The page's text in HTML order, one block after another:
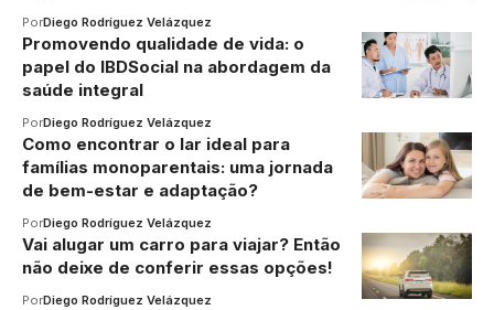
PorDiego Rodríguez Velázquez
Promovendo qualidade de vida: o
papel do IBDSocial na abordagem da
saúde integral
PorDiego Rodríguez Velázquez
Como encontrar o lar ideal para
famílias monoparentais: uma jornada
de bem-estar e adaptação?
PorDiego Rodríguez Velázquez
Vai alugar um carro para viajar? Então
não deixe de conferir essas opções!
PorDiego Rodríguez Velázquez